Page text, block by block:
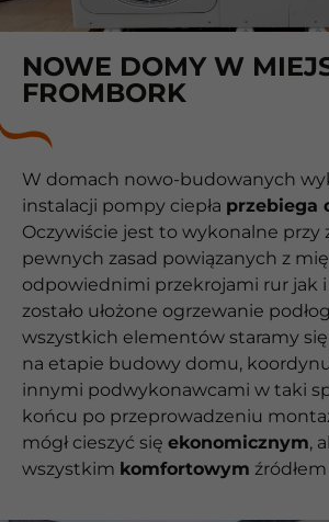
NOWE DOMY W
FROMBORK
W domach nowo-budowanych
instalacji pompy ciepła przebiega
Oczywiście jest to wykonalne przy
pewnych zasad powiązanych z
odpowiednimi przekrojami rur jak
zostało ułożone ogrzewanie
wszystkich elementów staramy
na etapie budowy domu,
innymi podwykonawcami w taki
końcu po przeprowadzeniu
mógł cieszyć się ekonomicznym,
wszystkim komfortowym źródłem